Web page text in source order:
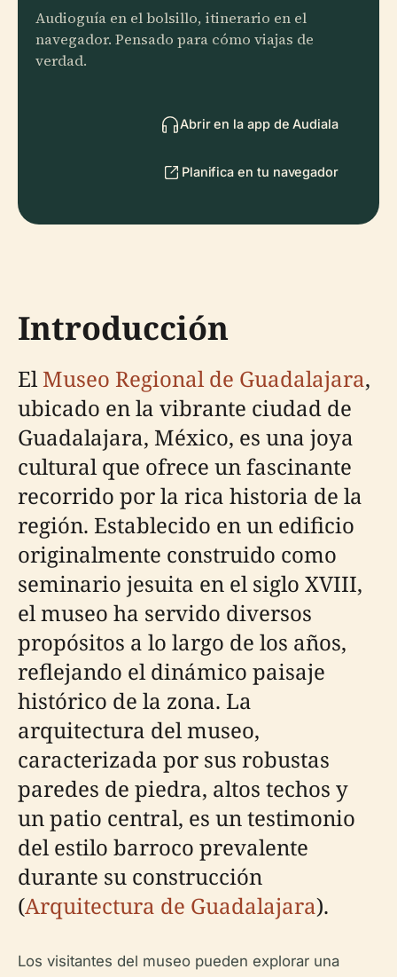
Audioguía en el bolsillo, itinerario en el
navegador. Pensado para cómo viajas de
verdad.
Abrir en la app de Audiala
Planifica en tu navegador
Introducción
ElMuseo Regional de Guadalajara,
ubicado en la vibrante ciudad de
Guadalajara, México, es una joya
cultural que ofrece un fascinante
recorrido por la rica historia de la
región. Establecido en un edificio
originalmente construido como
seminario jesuita en el siglo XVIII,
el museo ha servido diversos
propósitos a lo largo de los años,
reflejando el dinámico paisaje
histórico de la zona. La
arquitectura del museo,
caracterizada por sus robustas
paredes de piedra, altos techos y
un patio central, es un testimonio
del estilo barroco prevalente
durante su construcción
(Arquitectura de Guadalajara).
Los visitantes del museo pueden explorar una